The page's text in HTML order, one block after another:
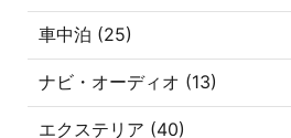
車中泊 (25)
ナビ・オーディオ (13)
エクステリア (40)